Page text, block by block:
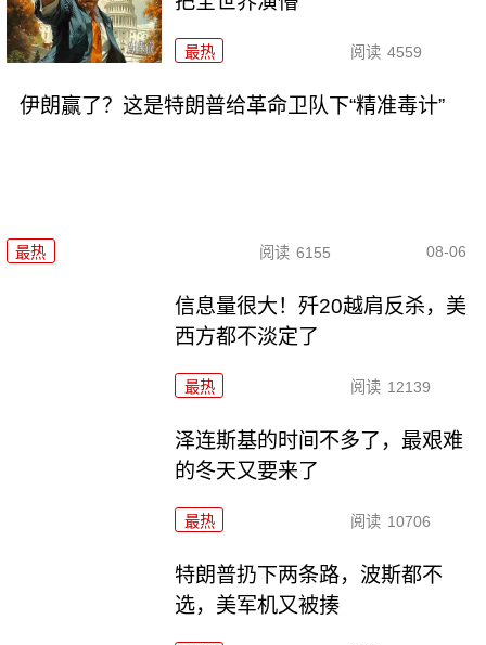
最热 阅读 4559
伊朗赢了？这是特朗普给革命卫队下“精准毒计”
最热 阅读 6155 08-06
信息量很大！歼20越肩反杀，美
西方都不淡定了
最热 阅读 12139
泽连斯基的时间不多了，最艰难
的冬天又要来了
最热 阅读 10706
特朗普扔下两条路，波斯都不
选，美军机又被揍